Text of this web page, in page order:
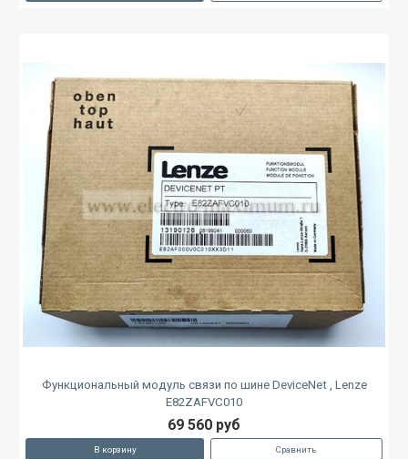
Функциональный модуль связи по шине DeviceNet , Lenze
E82ZAFVC010
69 560 руб
В корзину Сравнить